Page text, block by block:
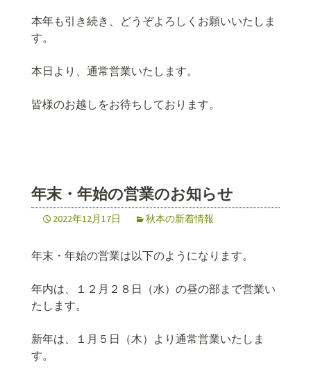
本年も引き続き、どうぞよろしくお願いいたしま
す。
本日より、通常営業いたします。
皆様のお越しをお待ちしております。
年末・年始の営業のお知らせ
2022年12月17日 秋本の新着情報
年末・年始の営業は以下のようになります。
年内は、１２月２８日（水）の昼の部まで営業い
たします。
新年は、１月５日（木）より通常営業いたしま
す。